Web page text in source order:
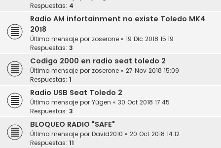
Respuestas: 4
Radio AM infortainment no existe Toledo MK4
2018
Último mensaje por zoserone « 19 Dic 2018 15:19
Respuestas: 3
Codigo 2000 en radio seat toledo 2
Último mensaje por zoserone « 27 Nov 2018 15:09
Respuestas: 1
Radio USB Seat Toledo 2
Último mensaje por Yügen « 30 Oct 2018 17:45
Respuestas: 3
BLOQUEO RADIO "SAFE"
Último mensaje por David2010 « 20 Oct 2018 14:12
Respuestas: 11